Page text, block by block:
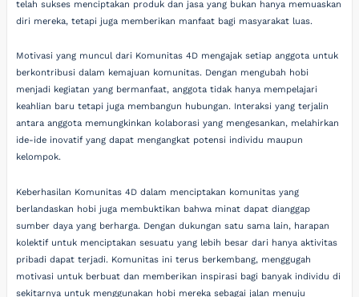
telah sukses menciptakan produk dan jasa yang bukan hanya memuaskan
diri mereka, tetapi juga memberikan manfaat bagi masyarakat luas.
Motivasi yang muncul dari Komunitas 4D mengajak setiap anggota untuk
berkontribusi dalam kemajuan komunitas. Dengan mengubah hobi
menjadi kegiatan yang bermanfaat, anggota tidak hanya mempelajari
keahlian baru tetapi juga membangun hubungan. Interaksi yang terjalin
antara anggota memungkinkan kolaborasi yang mengesankan, melahirkan
ide-ide inovatif yang dapat mengangkat potensi individu maupun
kelompok.
Keberhasilan Komunitas 4D dalam menciptakan komunitas yang
berlandaskan hobi juga membuktikan bahwa minat dapat dianggap
sumber daya yang berharga. Dengan dukungan satu sama lain, harapan
kolektif untuk menciptakan sesuatu yang lebih besar dari hanya aktivitas
pribadi dapat terjadi. Komunitas ini terus berkembang, menggugah
motivasi untuk berbuat dan memberikan inspirasi bagi banyak individu di
sekitarnya untuk menggunakan hobi mereka sebagai jalan menuju